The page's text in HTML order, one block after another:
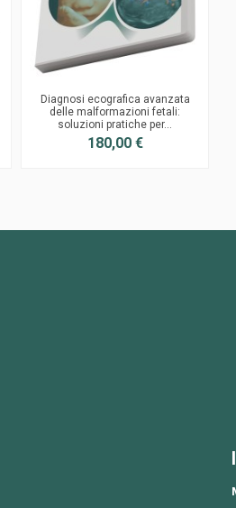
Diagnosi ecografica avanzata
delle malformazioni fetali:
soluzioni pratiche per...
180,00 €